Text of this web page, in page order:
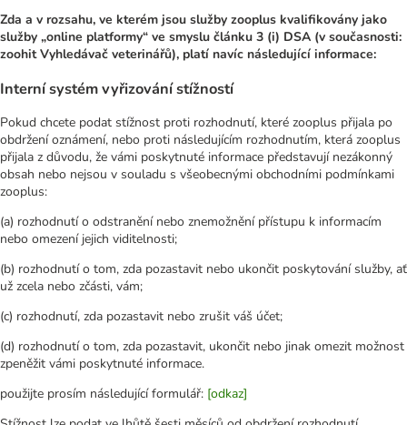
Zda a v rozsahu, ve kterém jsou služby zooplus kvalifikovány jako
služby „online platformy“ ve smyslu článku 3 (i) DSA (v současnosti:
zoohit Vyhledávač veterinářů), platí navíc následující informace:
Interní systém vyřizování stížností
Pokud chcete podat stížnost proti rozhodnutí, které zooplus přijala po
obdržení oznámení, nebo proti následujícím rozhodnutím, která zooplus
přijala z důvodu, že vámi poskytnuté informace představují nezákonný
obsah nebo nejsou v souladu s všeobecnými obchodními podmínkami
zooplus:
(a) rozhodnutí o odstranění nebo znemožnění přístupu k informacím
nebo omezení jejich viditelnosti;
(b) rozhodnutí o tom, zda pozastavit nebo ukončit poskytování služby, ať
už zcela nebo zčásti, vám;
(c) rozhodnutí, zda pozastavit nebo zrušit váš účet;
(d) rozhodnutí o tom, zda pozastavit, ukončit nebo jinak omezit možnost
zpeněžit vámi poskytnuté informace.
použijte prosím následující formulář: [odkaz]